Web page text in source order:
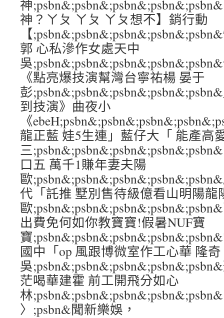
神
神？ㄚㄆ ㄚㄆ ㄚㄆ想不】銷行動
【
郭 心私滲作女處天中
吳
《點亮爆技演幫灣台寧祐楊 晏于
彭
到技演》曲夜小
《
龍正藍 娃5生連」藍仔大「 能產高
三
口五 萬千1賺年妻夫陽
歐
代「託推 墅別售待級億看山明陽龍
歐
出費免何如你教寶寶!假暑NUF寶
寶
國中「op 風跟博微室作工心華 隆奇
吳
茫喝華建霍 前工開飛分如心
林;psbn&;psbn&;psbn&;psbn&;psbn&
〉;psbn&聞新樂娛，